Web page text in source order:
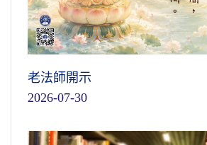
老法師開示
2026-07-30